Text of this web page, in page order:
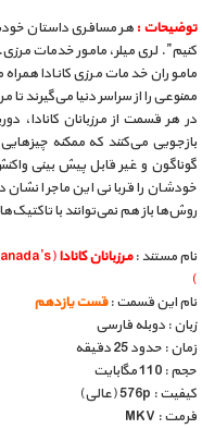
توضیحات :هر مسافری داستان
کنیم”. لری میلر، مامور خدمات
ماموران خدمات مرزی کانادا
ممنوعی را از سراسر دنیا می‌گیرند تا
در هر قسمت از مرزبانان کانادا،
بازجویی می‌کنند که ممکنه
گوناگون و غیر قابل پیش بینی‌
خودشان را قربانی این ماجرا‌
روش‌ها باز هم نمی‌‌توانند با
نام مستند :مرزبانان کانادا(Border Security: Canada’s
)
نام این قسمت :قست یازدهم
زبان : دوبله فارسی
زمان : حدود 25 دقیقه
حجم : 110 مگابایت
کیفیت : 576p (عالی)
فرمت : MKV